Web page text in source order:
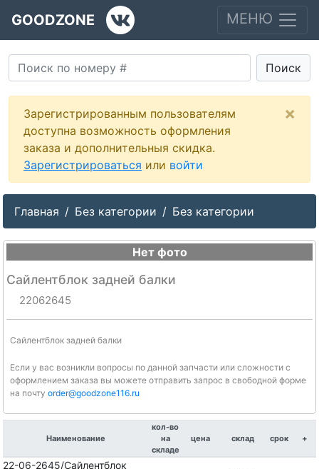
GOODZONE МЕНЮ
Поиск
Зарегистрированным пользователям
доступна возможность оформления
заказа и дополнительныя скидка.
Зарегистрироваться или войти
×
Главная Без категории Без категории
Нет фото
Сайлентблок задней балки
22062645
Сайлентблок задней балки
Если у вас возникли вопросы по данной запчасти или сложности с
оформлением заказа вы можете отправить запрос в свободной форме
на почту order@goodzone116.ru
Наименование
кол-во
на
складе
цена склад срок +
22-06-2645/Сайлентблок